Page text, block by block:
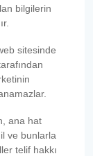
bilgilerin
sitesinde
ana hat
ve bunlarla
telif hakkı